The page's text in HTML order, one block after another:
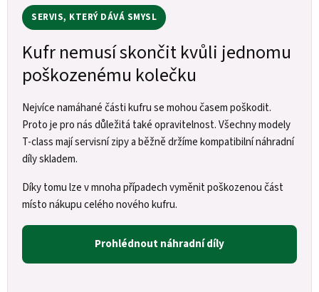
SERVIS, KTERÝ DÁVÁ SMYSL
Kufr nemusí skončit kvůli jednomu
poškozenému kolečku
Nejvíce namáhané části kufru se mohou časem poškodit.
Proto je pro nás důležitá také opravitelnost. Všechny modely
T-class mají servisní zipy a běžně držíme kompatibilní náhradní
díly skladem.
Díky tomu lze v mnoha případech vyměnit poškozenou část
místo nákupu celého nového kufru.
Prohlédnout náhradní díly